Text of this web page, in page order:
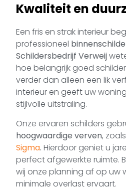
Kwaliteit en
Een fris en strak interieur
professioneel
Schildersbedrijf Verweij
hoe belangrijk goed
verder dan alleen een lik
interieur en geeft uw
stijlvolle uitstraling.
Onze ervaren schilders
hoogwaardige verven, zoals
Sigma. Hierdoor geniet u
perfect afgewerkte ruimte.
wij onze planning af op uw
minimale overlast ervaart.